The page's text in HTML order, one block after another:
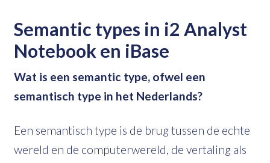
Semantic types in i2 Analyst
Notebook en iBase
Wat is een semantic type, ofwel een
semantisch type in het Nederlands?
Een semantisch type is de brug tussen de echte
wereld en de computerwereld, de vertaling als